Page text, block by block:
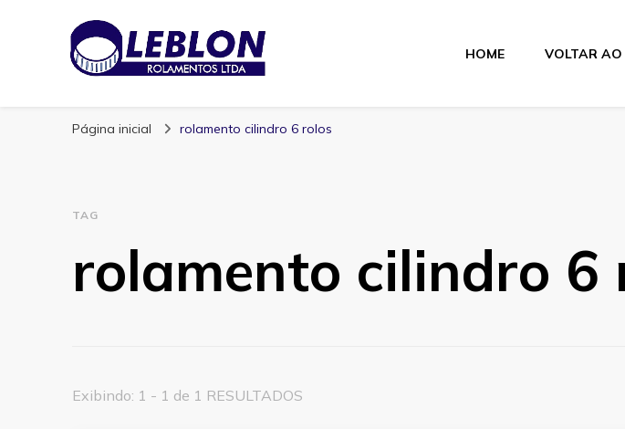
Blog | Leblon Rolamentos
HOME VOLTAR AO
Página inicial rolamento cilindro 6 rolos
TAG
rolamento cilindro 6
Exibindo: 1 - 1 de 1 RESULTADOS